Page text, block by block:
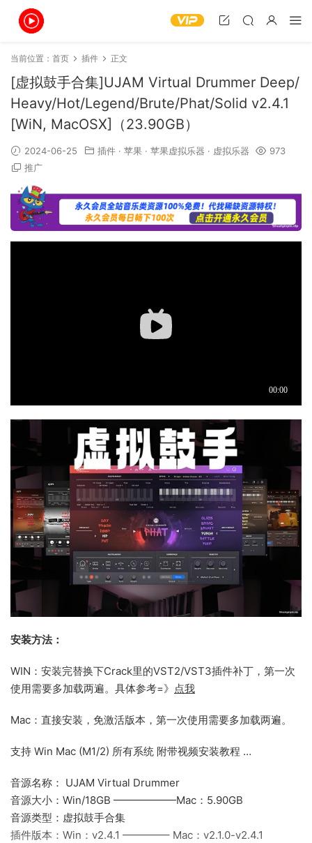
当前位置： 首页 插件 正文
[虚拟鼓手合集]UJAM Virtual Drummer Deep/
Heavy/Hot/Legend/Brute/Phat/Solid v2.4.1
[WiN, MacOSX]（23.90GB）
2024-06-25 插件 · 苹果 · 苹果虚拟乐器 · 虚拟乐器
973
推广
安装方法：
WIN：安装完替换下Crack里的VST2/VST3插件补丁，第一次
使用需要多加载两遍。具体参考=》 点我
Mac：直接安装，免激活版本，第一次使用需要多加载两遍。
支持 Win Mac (M1/2) 所有系统 附带视频安装教程 …
音源名称： UJAM Virtual Drummer
音源大小：Win/18GB ——————Mac：5.90GB
音源类型：虚拟鼓手合集
插件版本：Win：v2.4.1 ————– Mac：v2.1.0-v2.4.1